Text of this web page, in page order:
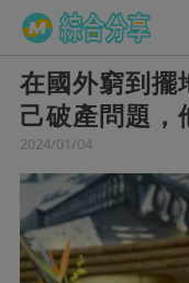
在國外窮到擺
己破產問題，
2024/01/04